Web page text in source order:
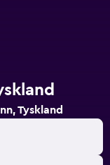
Tyskland